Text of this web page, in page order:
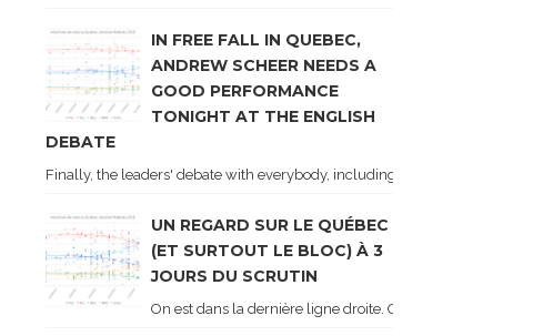
IN FREE FALL IN QUEBEC,
ANDREW SCHEER NEEDS A
GOOD PERFORMANCE
TONIGHT AT THE ENGLISH
DEBATE
Finally, the leaders' debate with everybody, including Justin Trudeau!
UN REGARD SUR LE QUÉBEC
(ET SURTOUT LE BLOC) À 3
JOURS DU SCRUTIN
On est dans la dernière ligne droite. On le sait car les